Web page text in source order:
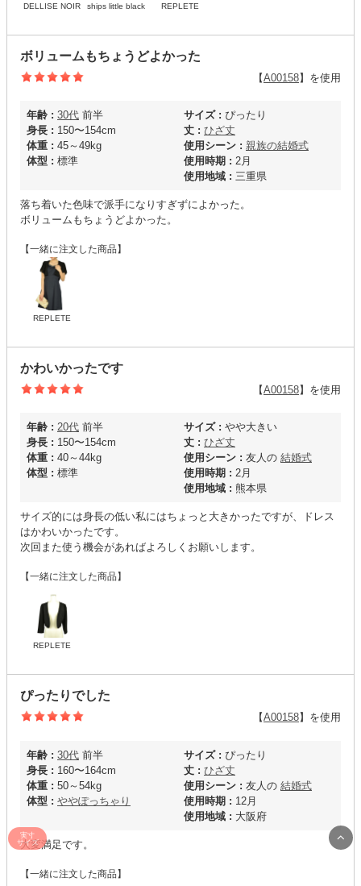
DELLISE NOIR ships little black REPLETE
ボリュームもちょうどよかった
【A00158】を使用
年齢 : 30代 前半
身長 : 150〜154cm
体重 : 45～49kg
体型 : 標準
サイズ : ぴったり
丈 : ひざ丈
使用シーン : 親族の結婚式
使用時期 : 2月
使用地域 : 三重県
落ち着いた色味で派手になりすぎずによかった。
ボリュームもちょうどよかった。
【一緒に注文した商品】
REPLETE
かわいかったです
【A00158】を使用
年齢 : 20代 前半
身長 : 150〜154cm
体重 : 40～44kg
体型 : 標準
サイズ : やや大きい
丈 : ひざ丈
使用シーン : 友人の 結婚式
使用時期 : 2月
使用地域 : 熊本県
サイズ的には身長の低い私にはちょっと大きかったですが、ドレス
はかわいかったです。
次回また使う機会があればよろしくお願いします。
【一緒に注文した商品】
REPLETE
ぴったりでした
【A00158】を使用
年齢 : 30代 前半
身長 : 160〜164cm
体重 : 50～54kg
体型 : ややぽっちゃり
サイズ : ぴったり
丈 : ひざ丈
使用シーン : 友人の 結婚式
使用時期 : 12月
使用地域 : 大阪府
大変満足です。
【一緒に注文した商品】
実寸
サイズ